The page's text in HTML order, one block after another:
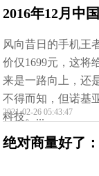
2016年12月中
风向昔日的手机王
价仅1699元，这将
来是一路向上，还
不得而知，但诺基
科技。...
2021-02-26 05:43:47
绝对商量好了